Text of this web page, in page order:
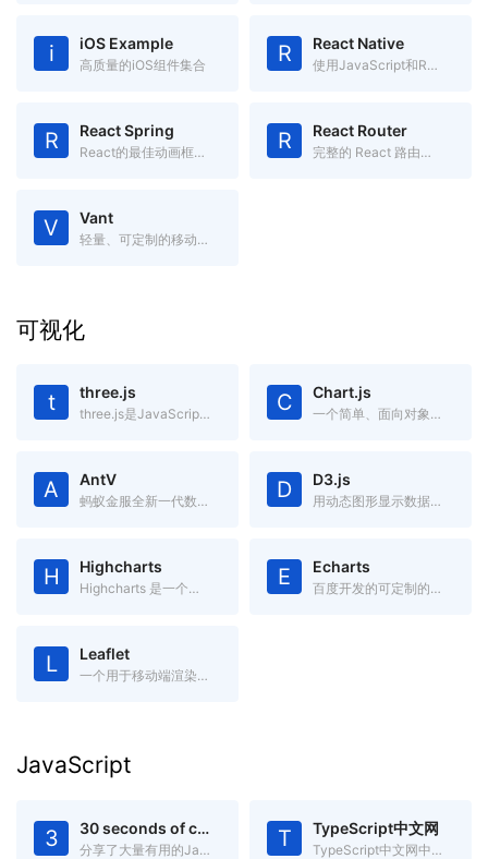
i iOS Example
高质量的iOS组件集合 R React Native
使用JavaScript和React编写原生移动应用
R React Spring
React的最佳动画框架之一 R React Router
完整的 React 路由解决方案
V Vant
轻量、可定制的移动端 Vue 组件库
可视化
t three.js
three.js是JavaScript编写的WebGL第三方库。提供了非常多的3D显示功能 C Chart.js
一个简单、面向对象，为设计和开发者准备的图表绘制工具库
A AntV
蚂蚁金服全新一代数据可视化解决方案，致力于提供一套简单方便、专业可靠、无限可能的数据可视化最佳实践。 D D3.js
用动态图形显示数据的JavaScript库
H Highcharts
Highcharts 是一个用纯JavaScript编写的一个图表库，兼容IE6+ E Echarts
百度开发的可定制的数据可视化图表
L Leaflet
一个用于移动端渲染交互式地图开源JavaScript库
JavaScript
3 30 seconds of code
分享了大量有用的Javascript片段,你可以在30秒或更少时间中理解 T TypeScript中文网
TypeScript中文网中文文档